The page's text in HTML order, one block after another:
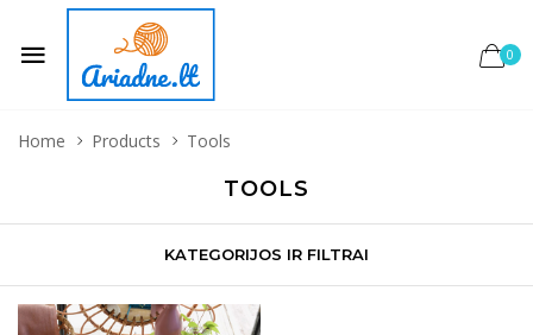
0
Home Products Tools
TOOLS
KATEGORIJOS IR FILTRAI